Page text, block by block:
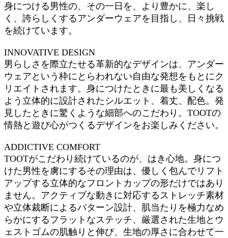
身につける男性の、その一日を、より豊かに、楽し
く、誇らしくするアンダーウェアを目指し、日々挑戦
を続けています。
INNOVATIVE DESIGN
男らしさを際立たせる革新的なデザインは、アンダー
ウェアという枠にとらわれない自由な発想をもとにク
リエイトされます。身につけたときに最も美しくなる
よう立体的に設計されたシルエット、着丈、配色。発
見したときに驚くような細部へのこだわり。TOOTの
情熱と遊び心がつくるデザインをお楽しみください。
ADDICTIVE COMFORT
TOOTがこだわり続けているのが、はき心地。身につ
けた男性を虜にするその理由は、優しく包んでリフト
アップする立体的なフロントカップの形だけではあり
ません。アクティブな動きに対応するストレッチ素材
や立体裁断によるパターン設計、肌当たりを極力なめ
らかにするフラットなステッチ、厳選された生地とウ
ェストゴムの肌触りと伸び、生地の厚さに合わせて一